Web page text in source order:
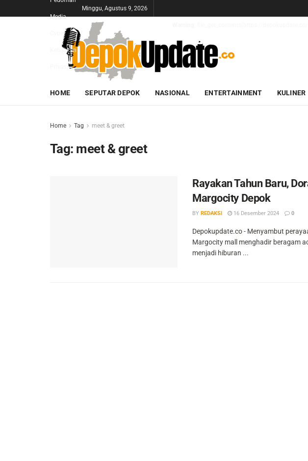
Media
Cyber
Kebijakan
Minggu, Agustus 9, 2026
HOME SEPUTAR DEPOK NASIONAL ENTERTAINMENT KULINER
Home Tag meet & greet
Tag: meet & greet
Rayakan Tahun Baru,
Margocity Depok
BY REDAKSI 16 Desember 2024 0
Depokupdate.co - Menyambut
Margocity mall menghadir beragam
menjadi hiburan ...